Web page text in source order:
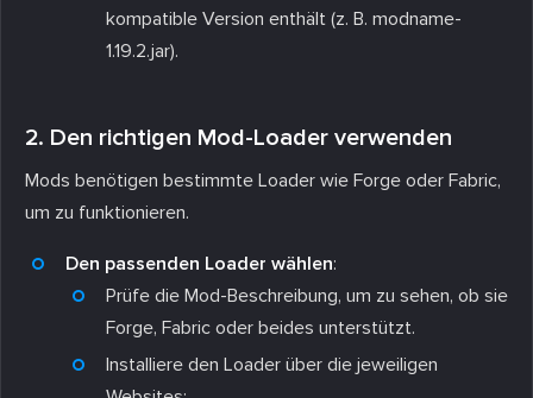
kompatible Version enthält (z. B. modname-
1.19.2.jar).
2. Den richtigen Mod-Loader verwenden
Mods benötigen bestimmte Loader wie Forge oder Fabric,
um zu funktionieren.
Den passenden Loader wählen:
Prüfe die Mod-Beschreibung, um zu sehen, ob sie
Forge, Fabric oder beides unterstützt.
Installiere den Loader über die jeweiligen